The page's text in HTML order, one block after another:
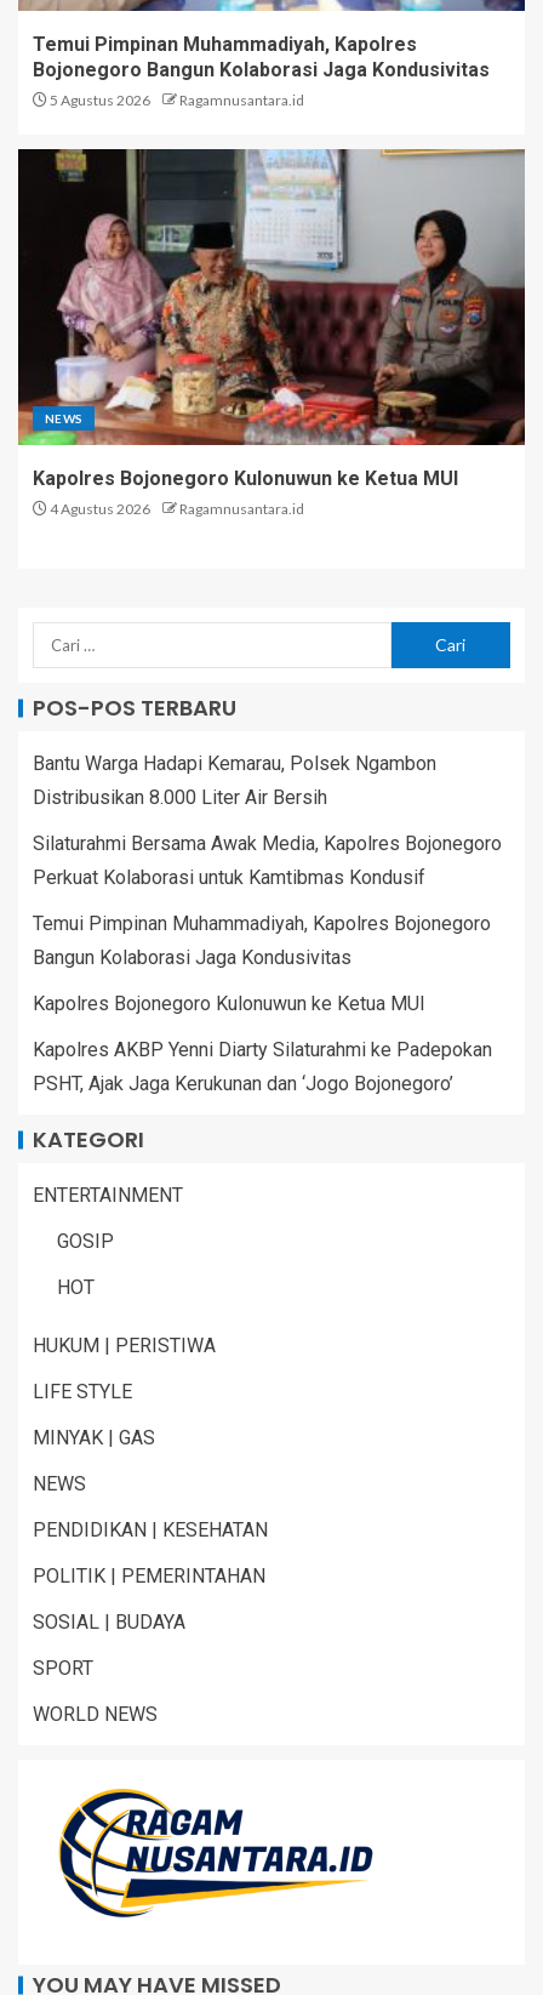
Temui Pimpinan Muhammadiyah, Kapolres
Bojonegoro Bangun Kolaborasi Jaga Kondusivitas
5 Agustus 2026 Ragamnusantara.id
NEWS
Kapolres Bojonegoro Kulonuwun ke Ketua MUI
4 Agustus 2026 Ragamnusantara.id
POS-POS TERBARU
Bantu Warga Hadapi Kemarau, Polsek Ngambon
Distribusikan 8.000 Liter Air Bersih
Silaturahmi Bersama Awak Media, Kapolres Bojonegoro
Perkuat Kolaborasi untuk Kamtibmas Kondusif
Temui Pimpinan Muhammadiyah, Kapolres Bojonegoro
Bangun Kolaborasi Jaga Kondusivitas
Kapolres Bojonegoro Kulonuwun ke Ketua MUI
Kapolres AKBP Yenni Diarty Silaturahmi ke Padepokan
PSHT, Ajak Jaga Kerukunan dan ‘Jogo Bojonegoro’
KATEGORI
ENTERTAINMENT
GOSIP
HOT
HUKUM | PERISTIWA
LIFE STYLE
MINYAK | GAS
NEWS
PENDIDIKAN | KESEHATAN
POLITIK | PEMERINTAHAN
SOSIAL | BUDAYA
SPORT
WORLD NEWS
YOU MAY HAVE MISSED